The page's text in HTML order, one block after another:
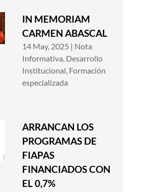
IN MEMORIAM
CARMEN ABASCAL
14 May, 2025 | Nota
Informativa, Desarrollo
Institucional, Formación
especializada
ARRANCAN LOS
PROGRAMAS DE
FIAPAS
FINANCIADOS CON
EL 0,7%